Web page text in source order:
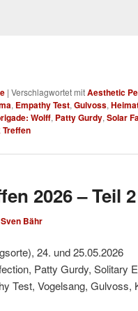
| Verschlagwortet mitAesthetic
, Empathy Test, Gulvoss,
Wolff, Patty Gurdy, Solar
Treffen
2026 – Teil 2
Sven Bähr
24. und 25.05.2026
Patty Gurdy, Solitary
Test, Vogelsang, Gulvoss,